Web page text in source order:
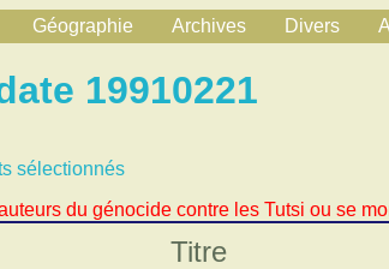
Géographie Archives Divers
19910221
sélectionnés
du génocide contre les Tutsi ou se
Titre